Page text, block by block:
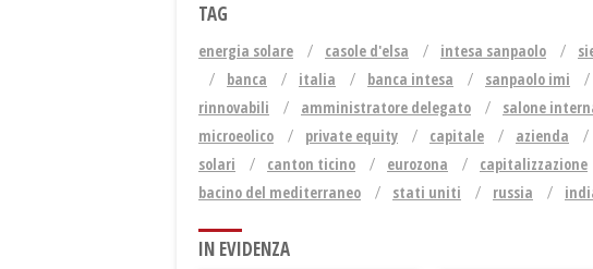
TAG
energia solare casole d'elsa intesa sanpaolo
banca
italia banca intesa sanpaolo imi
rinnovabili
amministratore delegato salone
microeolico
private equity capitale azienda
solari
canton ticino eurozona capitalizzazione
bacino del mediterraneo
stati uniti russia
IN EVIDENZA